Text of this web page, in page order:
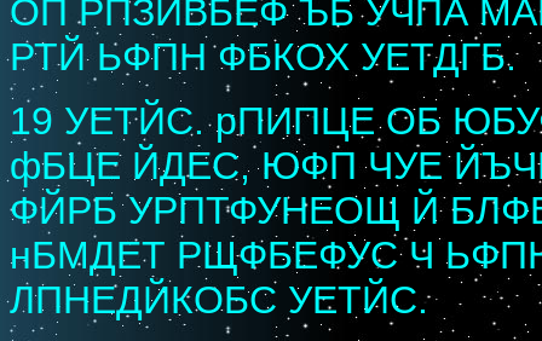
ОП РПЗЙВБЕФ ЪБ УЧПА
РТЙ ЬФПН ФБКОХ УЕТДГБ.
19 УЕТЙС. рПИПЦЕ ОБ
фБЦЕ ЙДЕС, ЮФП ЧУЕ
ФЙРБ УРПТФУНЕОЩ Й
нБМДЕТ РЩФБЕФУС Ч
ЛПНЕДЙКОБС УЕТЙС.